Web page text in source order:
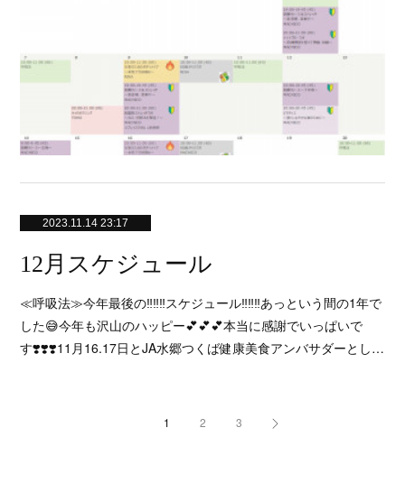
2023.11.14 23:17
12月スケジュール
≪呼吸法≫今年最後の‼️‼️‼️スケジュール‼️‼️‼️あっという間の1年で
した😅今年も沢山のハッピー💕💕💕本当に感謝でいっぱいで
す❣️❣️❣️11月16.17日とJA水郷つくば健康美食アンバサダーとし…
1 2 3